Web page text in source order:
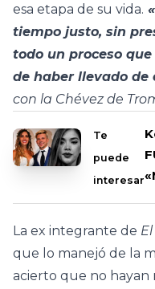
esa etapa de su vida.
tiempo justo, sin
todo un proceso
de haber llevado de
con la Chévez de
Te
puede
interesar
La ex integrante de
que lo manejó de la
acierto que no hayan